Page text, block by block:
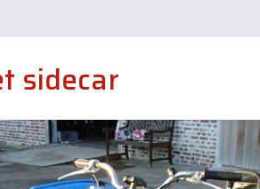
sidecar